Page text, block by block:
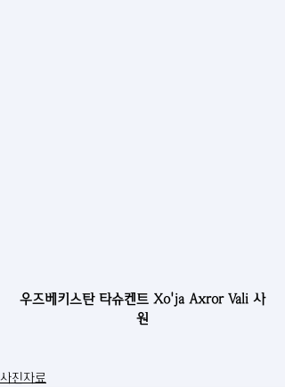
우즈베키스탄 타슈켄트 Xo'ja Axror Vali 사
원
사진자료